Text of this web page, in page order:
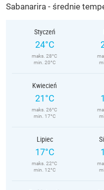
Sabanarira - średnie
Styczeń
24°C
maks. 28°C
min. 20°C
Kwiecień
21°C
maks. 26°C
min. 17°C
Lipiec
17°C
maks. 22°C
min. 12°C